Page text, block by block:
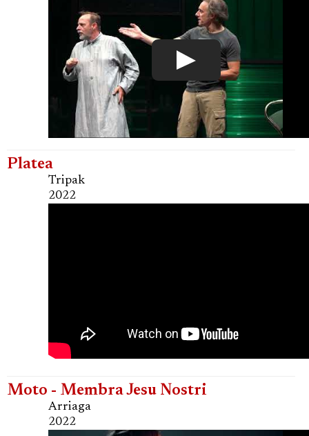
Platea
Tripak
2022
Moto - Membra Jesu Nostri
Arriaga
2022